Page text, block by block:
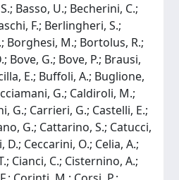
Basso, U.; Becherini, C.;
F.; Berlingheri, S.;
Borghesi, M.; Bortolus, R.;
Bove, G.; Bove, P.; Brausi,
E.; Buffoli, A.; Buglione,
G.; Caldiroli, M.;
G.; Carrieri, G.; Castelli, E.;
G.; Cattarino, S.; Catucci,
D.; Ceccarini, O.; Celia, A.;
Cianci, C.; Cisternino, A.;